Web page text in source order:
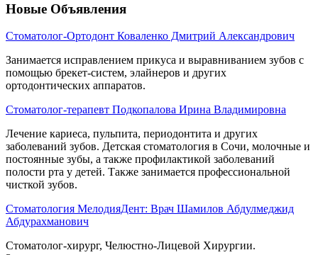
Новые Объявления
Стоматолог-Ортодонт Коваленко Дмитрий Александрович
Занимается исправлением прикуса и выравниванием зубов с
помощью брекет-систем, элайнеров и других
ортодонтических аппаратов.
Стоматолог-терапевт Подкопалова Ирина Владимировна
Лечение кариеса, пульпита, периодонтита и других
заболеваний зубов. Детская стоматология в Сочи, молочные и
постоянные зубы, а также профилактикой заболеваний
полости рта у детей. Также занимается профессиональной
чисткой зубов.
Стоматология МелодияДент: Врач Шамилов Абдулмеджид
Абдурахманович
Стоматолог-хирург, Челюстно-Лицевой Хирургии.